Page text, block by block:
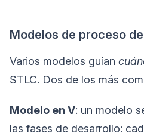
Modelos de proceso
Varios modelos guían
STLC. Dos de los más
Modelo en V: un modelo
las fases de desarrollo: